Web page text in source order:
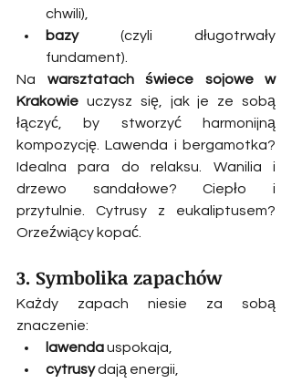
chwili),
bazy (czyli długotrwały
fundament).
Na warsztatach świece sojowe w
Krakowie uczysz się, jak je ze sobą
łączyć, by stworzyć harmonijną
kompozycję. Lawenda i bergamotka?
Idealna para do relaksu. Wanilia i
drzewo sandałowe? Ciepło i
przytulnie. Cytrusy z eukaliptusem?
Orzeźwiący kopać.
3. Symbolika zapachów
Każdy zapach niesie za sobą
znaczenie:
lawenda uspokaja,
cytrusy dają energii,